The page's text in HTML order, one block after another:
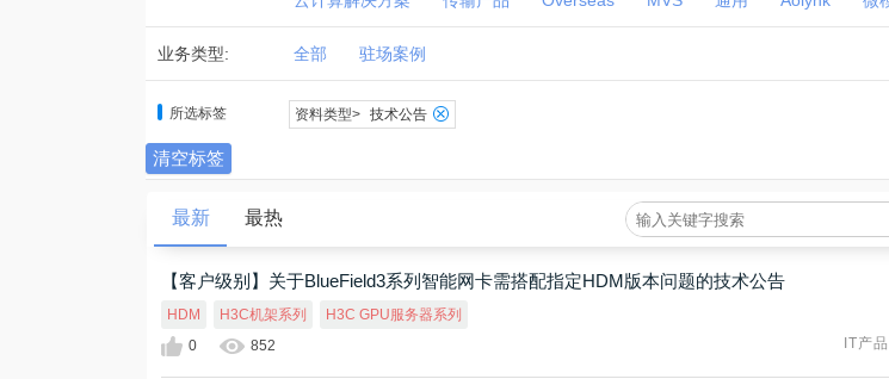
业务类型: 全部 驻场案例
所选标签 资料类型> 技术公告
清空标签
最新 最热
【客户级别】关于BlueField3系列智能网卡需搭配指定HDM版本问题的技术公告
HDM H3C机架系列
H3C GPU服务器系列
0
852 IT产